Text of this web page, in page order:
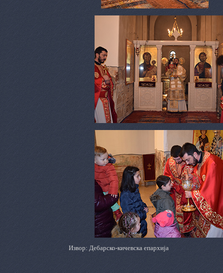
Извор: Дебарско-кичевска епархија